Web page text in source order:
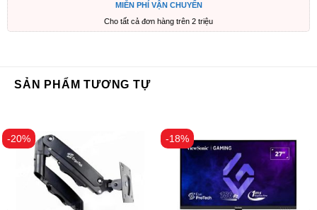
MIỄN PHÍ VẬN CHUYỂN
Cho tất cả đơn hàng trên 2 triệu
SẢN PHẨM TƯƠNG TỰ
-20% -18%